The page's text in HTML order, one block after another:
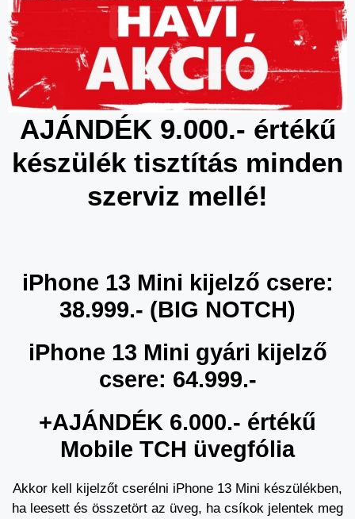
AJÁNDÉK 9.000.- értékű
készülék tisztítás minden
szerviz mellé!
iPhone 13 Mini kijelző csere:
38.999.- (BIG NOTCH)
iPhone 13 Mini gyári kijelző
csere: 64.999.-
+AJÁNDÉK 6.000.- értékű
Mobile TCH üvegfólia
Akkor kell kijelzőt cserélni iPhone 13 Mini készülékben,
ha leesett és összetört az üveg, ha csíkok jelentek meg